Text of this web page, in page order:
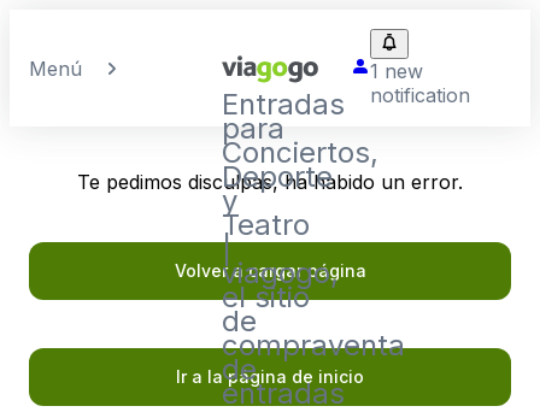
Menú
Entradas
para
Conciertos,
Deporte
y
Teatro
|
viagogo,
el sitio
de
compraventa
de
entradas
1 new
notification
Te pedimos disculpas, ha habido un error.
Volver a cargar página
Ir a la página de inicio